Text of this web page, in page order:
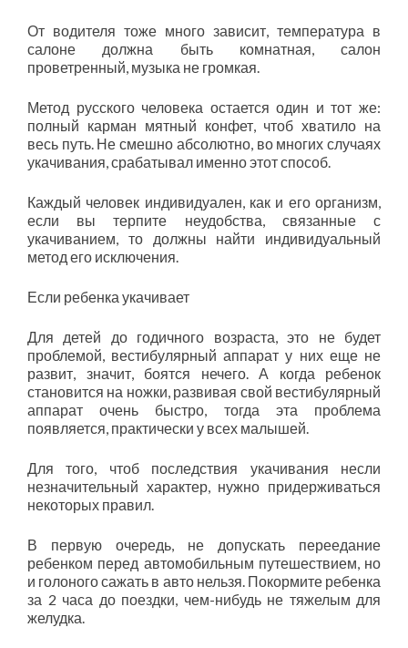
От водителя тоже много зависит, температура в
салоне должна быть комнатная, салон
проветренный, музыка не громкая.
Метод русского человека остается один и тот же:
полный карман мятный конфет, чтоб хватило на
весь путь. Не смешно абсолютно, во многих случаях
укачивания, срабатывал именно этот способ.
Каждый человек индивидуален, как и его организм,
если вы терпите неудобства, связанные с
укачиванием, то должны найти индивидуальный
метод его исключения.
Если ребенка укачивает
Для детей до годичного возраста, это не будет
проблемой, вестибулярный аппарат у них еще не
развит, значит, боятся нечего. А когда ребенок
становится на ножки, развивая свой вестибулярный
аппарат очень быстро, тогда эта проблема
появляется, практически у всех малышей.
Для того, чтоб последствия укачивания несли
незначительный характер, нужно придерживаться
некоторых правил.
В первую очередь, не допускать переедание
ребенком перед автомобильным путешествием, но
и голоного сажать в авто нельзя. Покормите ребенка
за 2 часа до поездки, чем-нибудь не тяжелым для
желудка.